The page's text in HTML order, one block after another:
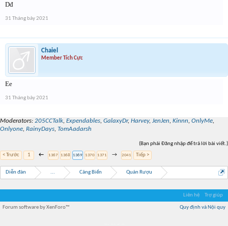
Dđ
31 Tháng bảy 2021
Chaiel
Member Tích Cực
Ee
31 Tháng bảy 2021
Moderators: 205CCTalk, Expendables, GalaxyDr, Harvey, JenJen, Kinnn, OnlyMe,
Onlyone, RainyDays, TomAadarsh
(Bạn phải Đăng nhập để trả lời bài viết.)
< Trước
1 ← 1367 1368 1369 1370 1371 → 2041 Tiếp >
Diễn đàn ... Cảng Biển Quán Rượu
Liên hệ Trợ giúp
Quy định và Nội quy
Forum software by XenForo™